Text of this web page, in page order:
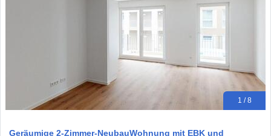
1 / 8
Geräumige 2-Zimmer-NeubauWohnung mit EBK und